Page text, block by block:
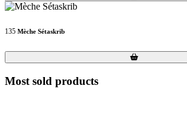
135 Mèche Sétaskrib
Loading...
Loading...
Most sold products